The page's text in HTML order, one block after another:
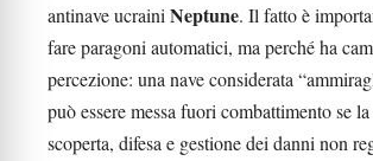
antinave ucraini Neptune. Il fatto è
fare paragoni automatici, ma perché ha
percezione: una nave considerata
può essere messa fuori combattimento se
scoperta, difesa e gestione dei danni non